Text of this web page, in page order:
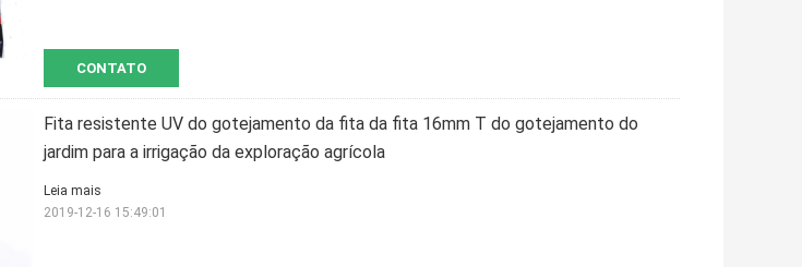
CONTATO
Fita resistente UV do gotejamento da fita da fita 16mm T do gotejamento do
jardim para a irrigação da exploração agrícola
Leia mais
2019-12-16 15:49:01